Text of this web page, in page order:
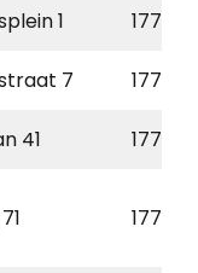
1 1771 CE
7 1771 CP
41 1777
1777